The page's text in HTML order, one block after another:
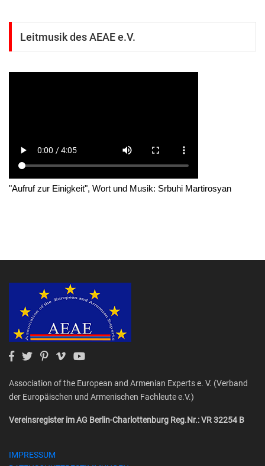
Leitmusik des AEAE e.V.
"Aufruf zur Einigkeit", Wort und Musik: Srbuhi Martirosyan
Association of the European and Armenian Experts e. V. (Verband
der Europäischen und Armenischen Fachleute e.V.)
Vereinsregister im AG Berlin-Charlottenburg Reg.Nr.: VR 32254 B
IMPRESSUM